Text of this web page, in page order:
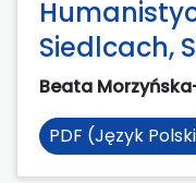
Siedlcach,
Beata
PDF (Język